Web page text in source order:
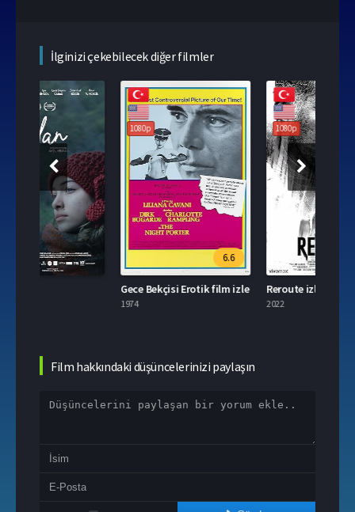
İlginizi çekebilecek diğer filmler
Gece Bekçisi Erotik film izle
1080p
5.4
Reroute izle
Film hakkındaki düşüncelerinizi paylaşın